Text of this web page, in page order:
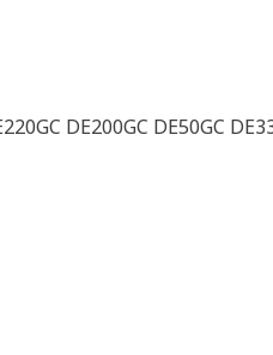
DE200GC DE50GC